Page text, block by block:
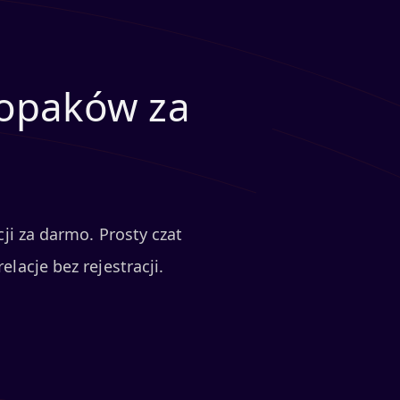
za
za darmo. Prosty czat
bez rejestracji.